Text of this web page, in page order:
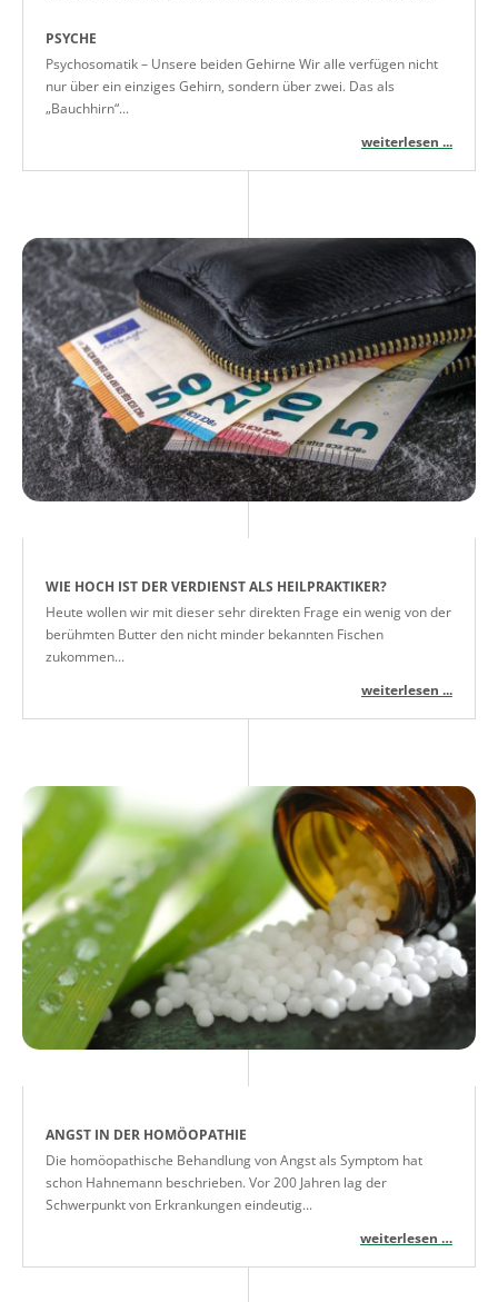
PSYCHE
Psychosomatik – Unsere beiden Gehirne Wir alle verfügen nicht
nur über ein einziges Gehirn, sondern über zwei. Das als
„Bauchhirn“...
weiterlesen ...
WIE HOCH IST DER VERDIENST ALS HEILPRAKTIKER?
Heute wollen wir mit dieser sehr direkten Frage ein wenig von der
berühmten Butter den nicht minder bekannten Fischen
zukommen...
weiterlesen ...
ANGST IN DER HOMÖOPATHIE
Die homöopathische Behandlung von Angst als Symptom hat
schon Hahnemann beschrieben. Vor 200 Jahren lag der
Schwerpunkt von Erkrankungen eindeutig...
weiterlesen …